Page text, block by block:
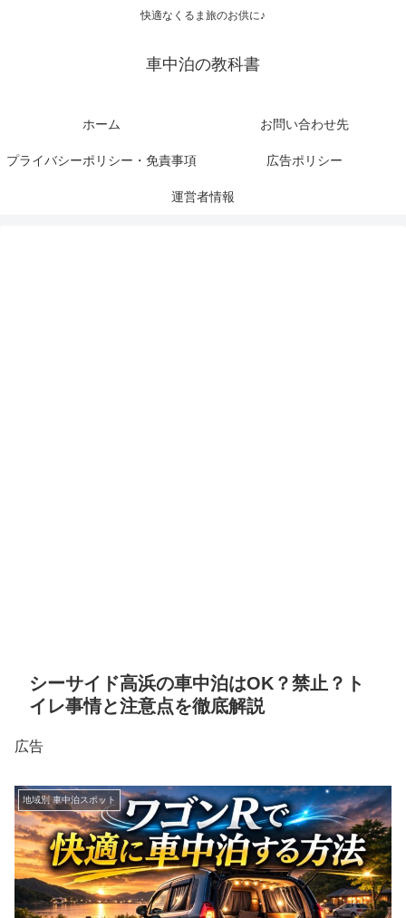
快適なくるま旅のお供に♪
車中泊の教科書
ホーム お問い合わせ先
プライバシーポリシー・免責事項 広告ポリシー
運営者情報
シーサイド高浜の車中泊はOK？禁止？ト
イレ事情と注意点を徹底解説
広告
地域別 車中泊スポット